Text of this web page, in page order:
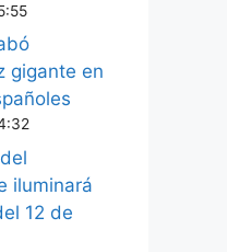
gigante en
iluminará
12 de